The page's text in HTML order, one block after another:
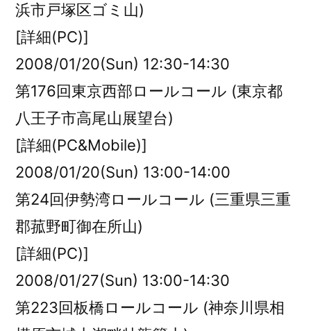
浜市戸塚区ゴミ山)
[詳細(PC)]
2008/01/20(Sun) 12:30-14:30
第176回東京西部ロールコール (東京都
八王子市高尾山展望台)
[詳細(PC&Mobile)]
2008/01/20(Sun) 13:00-14:00
第24回伊勢湾ロールコール (三重県三重
郡菰野町御在所山)
[詳細(PC)]
2008/01/27(Sun) 13:00-14:30
第223回板橋ロールコール (神奈川県相